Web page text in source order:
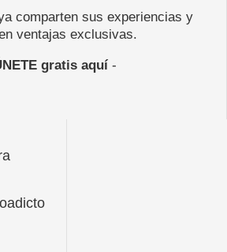
comparten sus experiencias y
ventajas exclusivas.
gratis aquí-